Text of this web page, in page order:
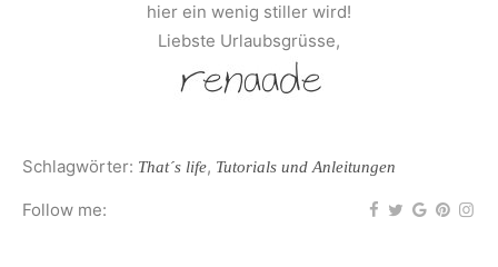
hier ein wenig stiller wird!
Liebste Urlaubsgrüsse,
Schlagwörter: That´s life, Tutorials und Anleitungen
Follow me: